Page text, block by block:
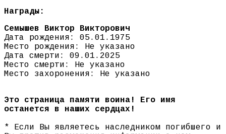
Награды:
Семышев Виктор Викторович
Дата рождения: 05.01.1975
Место рождения: Не указано
Дата смерти: 09.01.2025
Место смерти: Не указано
Место захоронения: Не указано
Это страница памяти воина! Его имя
останется в наших сердцах!
* Если Вы являетесь наследником погибшего и